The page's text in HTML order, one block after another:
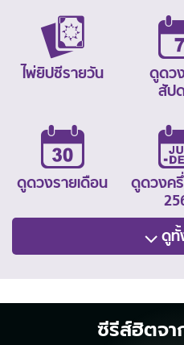
ไพ่ยิปซีรายวัน
ดูดว
สัป
ดูดวงรายเดือน
ดูดวงค
ดูทั้
ซีรีส์ฮิตจา